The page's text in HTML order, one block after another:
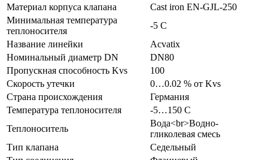
Материал корпуса клапана
Cast iron EN-GJL-250
Минимальная температура
теплоносителя
-5 C
Название линейки
Acvatix
Номинальный диаметр DN
DN80
Пропускная способность Kvs
100
Скорость утечки
0…0.02 % от Kvs
Страна происхождения
Германия
Температура теплоносителя
-5…150 C
Теплоноситель
Вода<br>Водно-
гликолевая смесь
Тип клапана
Седельный